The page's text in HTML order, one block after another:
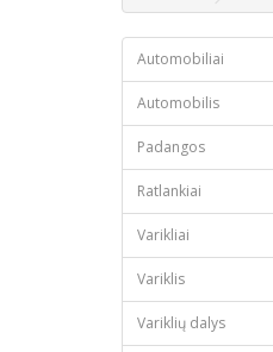
Automobiliai
Automobilis
Padangos
Ratlankiai
Varikliai
Variklis
Variklių dalys